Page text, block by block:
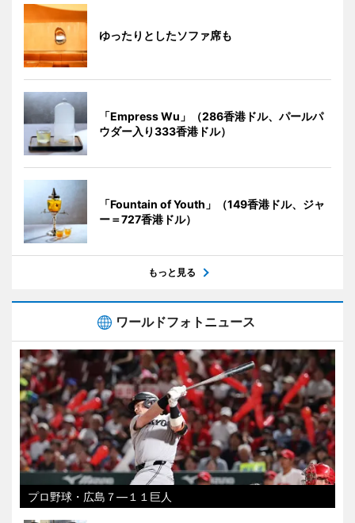
ゆったりとしたソファ席も
「Empress Wu」（286香港ドル、パールパ
ウダー入り333香港ドル）
「Fountain of Youth」（149香港ドル、ジャ
ー＝727香港ドル）
もっと見る
ワールドフォトニュース
プロ野球・広島７―１１巨人